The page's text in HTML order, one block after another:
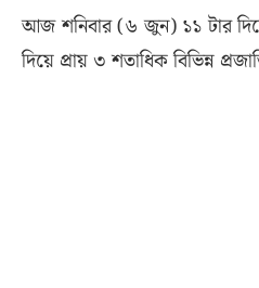
আজ শনিবার (৬ জুন) ১১ টার
দিয়ে প্রায় ৩ শতাধিক বিভিন্ন